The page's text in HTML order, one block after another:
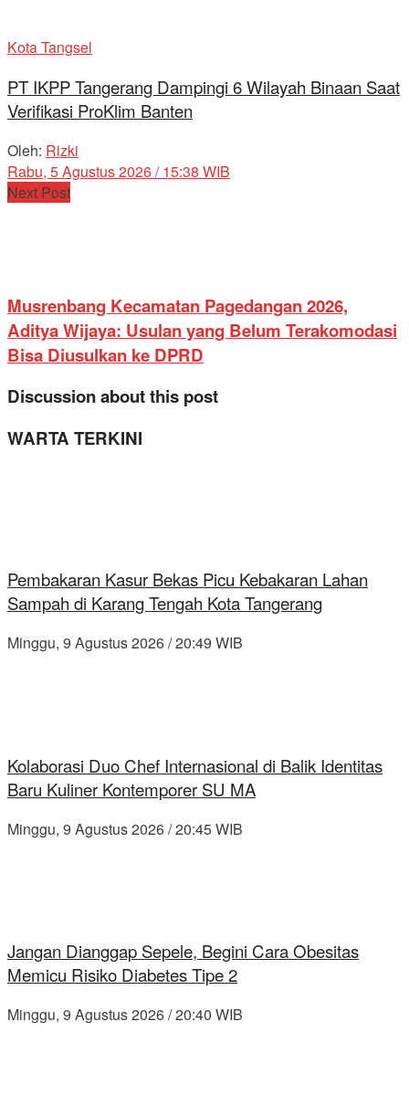
Kota Tangsel
PT IKPP Tangerang Dampingi 6 Wilayah Binaan Saat
Verifikasi ProKlim Banten
Oleh: Rizki
Rabu, 5 Agustus 2026 / 15:38 WIB
Next Post
Musrenbang Kecamatan Pagedangan 2026,
Aditya Wijaya: Usulan yang Belum Terakomodasi
Bisa Diusulkan ke DPRD
Discussion about this post
WARTA TERKINI
Pembakaran Kasur Bekas Picu Kebakaran Lahan
Sampah di Karang Tengah Kota Tangerang
Minggu, 9 Agustus 2026 / 20:49 WIB
Kolaborasi Duo Chef Internasional di Balik Identitas
Baru Kuliner Kontemporer SU MA
Minggu, 9 Agustus 2026 / 20:45 WIB
Jangan Dianggap Sepele, Begini Cara Obesitas
Memicu Risiko Diabetes Tipe 2
Minggu, 9 Agustus 2026 / 20:40 WIB